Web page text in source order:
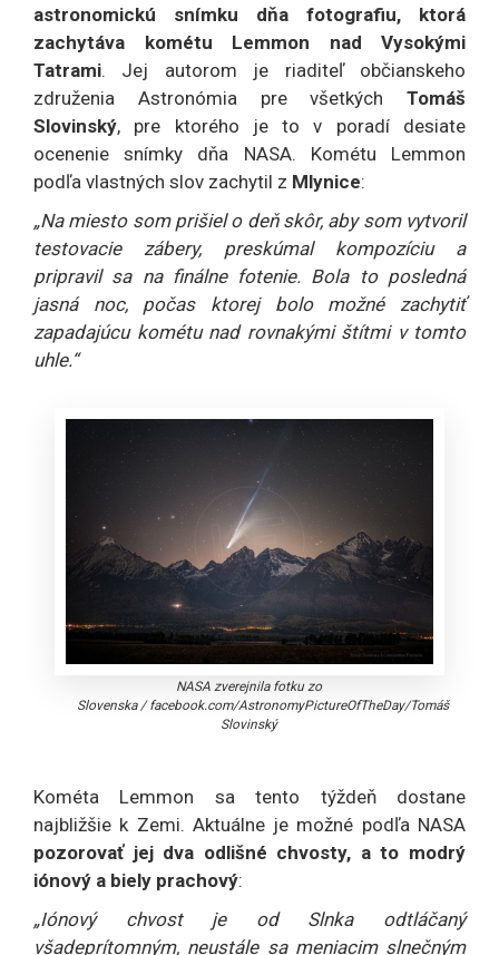
astronomickú snímku dňa fotografiu, ktorá
zachytáva kométu Lemmon nad Vysokými
Tatrami. Jej autorom je riaditeľ občianskeho
združenia Astronómia pre všetkých Tomáš
Slovinský, pre ktorého je to v poradí desiate
ocenenie snímky dňa NASA. Kométu Lemmon
podľa vlastných slov zachytil z Mlynice:
„Na miesto som prišiel o deň skôr, aby som vytvoril
testovacie zábery, preskúmal kompozíciu a
pripravil sa na finálne fotenie. Bola to posledná
jasná noc, počas ktorej bolo možné zachytiť
zapadajúcu kométu nad rovnakými štítmi v tomto
uhle.“
NASA zverejnila fotku zo
Slovenska/facebook.com/AstronomyPictureOfTheDay/Tomáš
Slovinský
Kométa Lemmon sa tento týždeň dostane
najbližšie k Zemi. Aktuálne je možné podľa NASA
pozorovať jej dva odlišné chvosty, a to modrý
iónový a biely prachový:
„Iónový chvost je od Slnka odtláčaný
všadeprítomným, neustále sa meniacim slnečným